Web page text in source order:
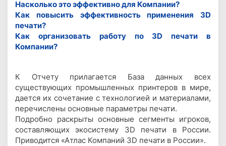
Насколько это эффективно для Компании?
Как повысить эффективность применения 3D
печати?
Как организовать работу по 3D печати в
Компании?
К Отчету прилагается База данных всех
существующих промышленных принтеров в мире,
дается их сочетание с технологией и материалами,
перечислены основные параметры печати.
Подробно раскрыты основные сегменты игроков,
составляющих экосистему 3D печати в России.
Приводится «Атлас Компаний 3D печати в России».